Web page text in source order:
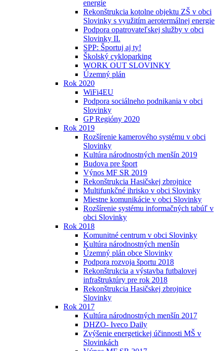
energie
Rekonštrukcia kotolne objektu ZŠ v obci
Slovinky s využitím aerotermálnej energie
Podpora opatrovateľskej služby v obci
Slovinky II.
SPP: Športuj aj ty!
Školský cykloparking
WORK OUT SLOVINKY
Územný plán
Rok 2020
WiFi4EU
Podpora sociálneho podnikania v obci
Slovinky
GP Regióny 2020
Rok 2019
Rozšírenie kamerového systému v obci
Slovinky
Kultúra národnostných menšín 2019
Budova pre šport
Výnos MF SR 2019
Rekonštrukcia Hasičskej zbrojnice
Multifunkčné ihrisko v obci Slovinky
Miestne komunikácie v obci Slovinky
Rozšírenie systému informačných tabúľ v
obci Slovinky
Rok 2018
Komunitné centrum v obci Slovinky
Kultúra národnostných menšín
Územný plán obce Slovinky
Podpora rozvoja športu 2018
Rekonštrukcia a výstavba futbalovej
infraštruktúry pre rok 2018
Rekonštrukcia Hasičskej zbrojnice
Slovinky
Rok 2017
Kultúra národnostných menšín 2017
DHZO- Iveco Daily
Zvýšenie energetickej účinnosti MŠ v
Slovinkách